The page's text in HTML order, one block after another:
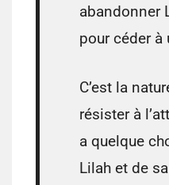
abandonner
pour céder
C’est la
résister à
a quelque
Lilah et de